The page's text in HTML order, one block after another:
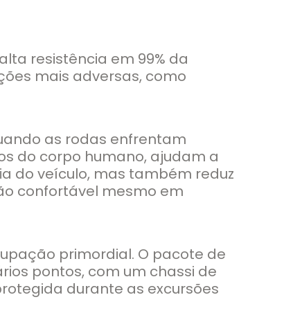
resistência em 99% da
mais adversas, como
as rodas enfrentam
do corpo humano, ajudam a
do veículo, mas também reduz
confortável mesmo em
primordial. O pacote de
pontos, com um chassi de
durante as excursões